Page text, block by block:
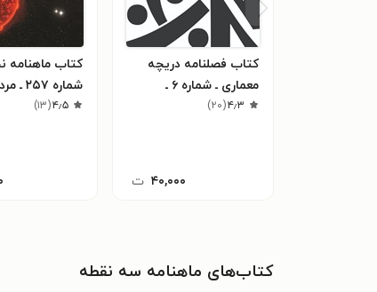
کتاب فصلنامه دریچه
معماری ـ شماره ۶ ـ
زمستان۹۸ و بهار ۹۹
۴٫۳(۲۰)
۴۰,۰۰۰ ت
کتاب ماهنامه
شماره
شهریور ۹۵
۴٫۵(۱۳)
کتاب‌های ماهنامه سه نقطه